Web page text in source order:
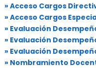
» Acceso Cargos
» Acceso Cargos
» Evaluación
» Evaluación
» Evaluación
» Nombramiento